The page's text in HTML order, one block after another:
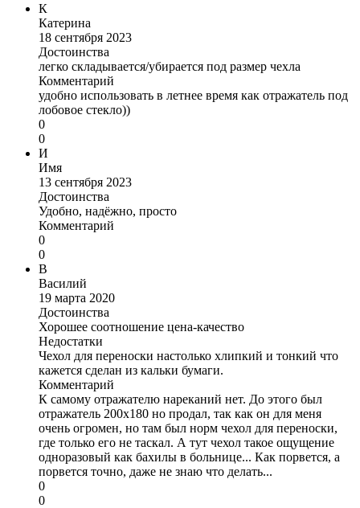
К
Катерина
18 сентября 2023
Достоинства
легко складывается/убирается под размер чехла
Комментарий
удобно использовать в летнее время как отражатель под
лобовое стекло))
0
0
И
Имя
13 сентября 2023
Достоинства
Удобно, надёжно, просто
Комментарий
0
0
В
Василий
19 марта 2020
Достоинства
Хорошее соотношение цена-качество
Недостатки
Чехол для переноски настолько хлипкий и тонкий что
кажется сделан из кальки бумаги.
Комментарий
К самому отражателю нареканий нет. До этого был
отражатель 200х180 но продал, так как он для меня
очень огромен, но там был норм чехол для переноски,
где только его не таскал. А тут чехол такое ощущение
одноразовый как бахилы в больнице... Как порвется, а
порвется точно, даже не знаю что делать...
0
0